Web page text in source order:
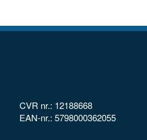
CVR nr.: 12188668
EAN-nr.: 5798000362055